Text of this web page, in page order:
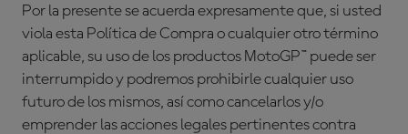
Por la presente se acuerda expresamente que, si usted
viola esta Política de Compra o cualquier otro término
aplicable, su uso de los productos MotoGP™ puede ser
interrumpido y podremos prohibirle cualquier uso
futuro de los mismos, así como cancelarlos y/o
emprender las acciones legales pertinentes contra